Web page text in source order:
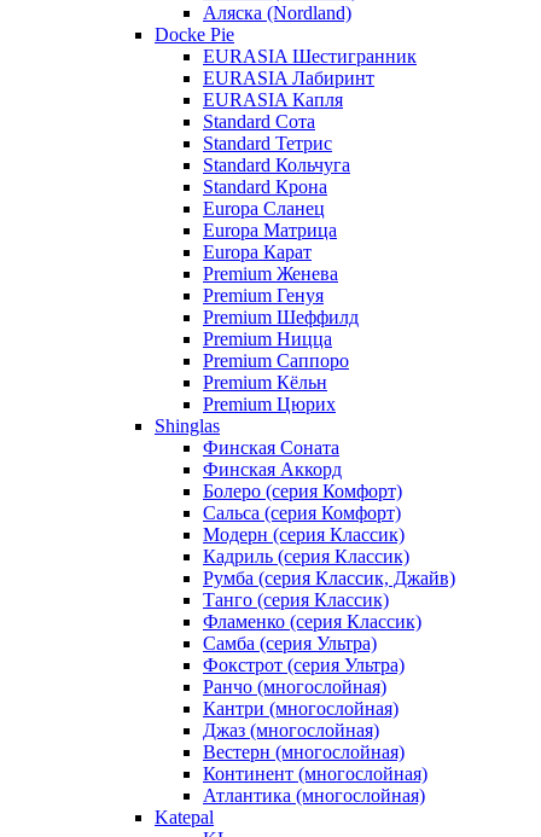
Аляска (Nordland)
Docke Pie
EURASIA Шестигранник
EURASIA Лабиринт
EURASIA Капля
Standard Сота
Standard Тетрис
Standard Кольчуга
Standard Крона
Europa Сланец
Europa Матрица
Europa Карат
Premium Женева
Premium Генуя
Premium Шеффилд
Premium Ницца
Premium Саппоро
Premium Кёльн
Premium Цюрих
Shinglas
Финская Соната
Финская Аккорд
Болеро (серия Комфорт)
Сальса (серия Комфорт)
Модерн (серия Классик)
Кадриль (серия Классик)
Румба (серия Классик, Джайв)
Танго (серия Классик)
Фламенко (серия Классик)
Самба (серия Ультра)
Фокстрот (серия Ультра)
Ранчо (многослойная)
Кантри (многослойная)
Джаз (многослойная)
Вестерн (многослойная)
Континент (многослойная)
Атлантика (многослойная)
Katepal